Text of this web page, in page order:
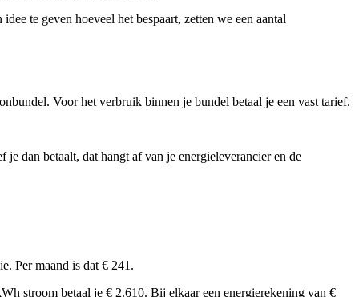
te geven hoeveel het bespaart, zetten we een aantal
Voor het verbruik binnen je bundel betaal je een vast tarief.
dan betaalt, dat hangt af van je energieleverancier en de
Per maand is dat € 241.
stroom betaal je € 2.610. Bij elkaar een energierekening van €